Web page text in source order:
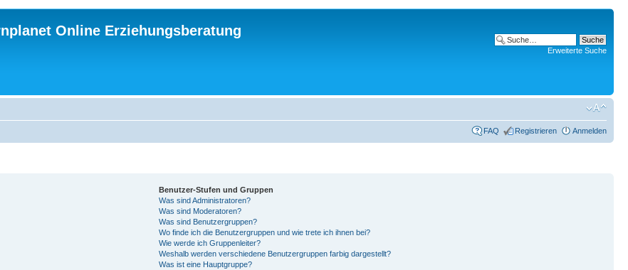
Online Erziehungsberatung
Erweiterte Suche
FAQ Registrieren Anmelden
Benutzer-Stufen und Gruppen
Was sind Administratoren?
Was sind Moderatoren?
Was sind Benutzergruppen?
Wo finde ich die Benutzergruppen und wie trete ich ihnen bei?
Wie werde ich Gruppenleiter?
Weshalb werden verschiedene Benutzergruppen farbig dargestellt?
Was ist eine Hauptgruppe?